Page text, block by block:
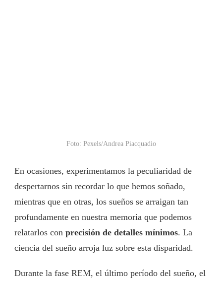
Foto: Pexels/Andrea Piacquadio
En ocasiones, experimentamos la peculiaridad de
despertarnos sin recordar lo que hemos soñado,
mientras que en otras, los sueños se arraigan tan
profundamente en nuestra memoria que podemos
relatarlos con precisión de detalles mínimos. La
ciencia del sueño arroja luz sobre esta disparidad.
Durante la fase REM, el último período del sueño, el